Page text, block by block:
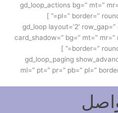
[gd_loop_actions bg=” mt=”
pl=” border=”
[gd_loop layout=’2′
card_shadow=” bg=” mt=” mr=”
border=”
[gd_loop_paging
ml=” pt=” pr=” pb=” pl=”